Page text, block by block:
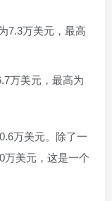
7.3万美元，最高
万美元，最高为
万美元。除了一
万美元，这是一个